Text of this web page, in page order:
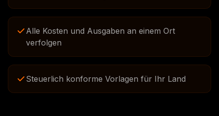
Alle Kosten und Ausgaben an einem Ort
verfolgen
Steuerlich konforme Vorlagen für Ihr Land